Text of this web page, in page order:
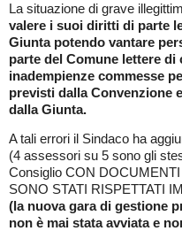
La situazione di grave
valere i suoi diritti di parte
Giunta potendo vantare
parte del Comune lettere di
inadempienze commesse
previsti dalla Convenzione
dalla Giunta.
A tali errori il Sindaco ha
(4 assessori su 5 sono gli
Consiglio CON
SONO STATI RISPETTATI
(la nuova gara di gestione
non è mai stata avviata e